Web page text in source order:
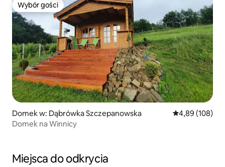
Wybór gości
Wybór gości
Domek w: Dąbrówka Szczepanowska Średnia
4,89 (108)
Domek na Winnicy
Miejsca do odkrycia